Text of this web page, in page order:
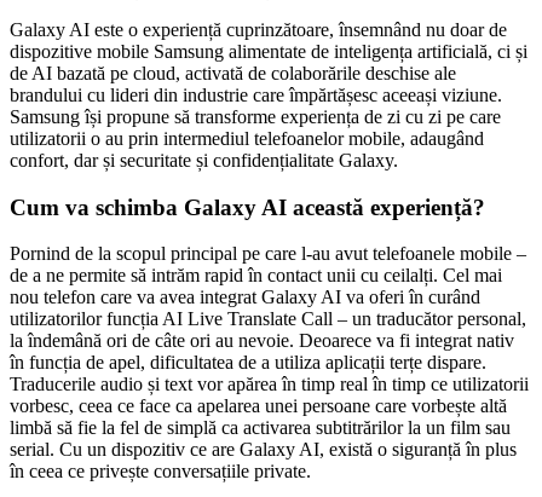
Galaxy AI este o experiență cuprinzătoare, însemnând nu doar de
dispozitive mobile Samsung alimentate de inteligența artificială, ci și
de AI bazată pe cloud, activată de colaborările deschise ale
brandului cu lideri din industrie care împărtășesc aceeași viziune.
Samsung își propune să transforme experiența de zi cu zi pe care
utilizatorii o au prin intermediul telefoanelor mobile, adaugând
confort, dar și securitate și confidențialitate Galaxy.
Cum va schimba Galaxy AI această experiență?
Pornind de la scopul principal pe care l-au avut telefoanele mobile –
de a ne permite să intrăm rapid în contact unii cu ceilalți. Cel mai
nou telefon care va avea integrat Galaxy AI va oferi în curând
utilizatorilor funcția AI Live Translate Call – un traducător personal,
la îndemână ori de câte ori au nevoie. Deoarece va fi integrat nativ
în funcția de apel, dificultatea de a utiliza aplicații terțe dispare.
Traducerile audio și text vor apărea în timp real în timp ce utilizatorii
vorbesc, ceea ce face ca apelarea unei persoane care vorbește altă
limbă să fie la fel de simplă ca activarea subtitrărilor la un film sau
serial. Cu un dispozitiv ce are Galaxy AI, există o siguranță în plus
în ceea ce privește conversațiile private.